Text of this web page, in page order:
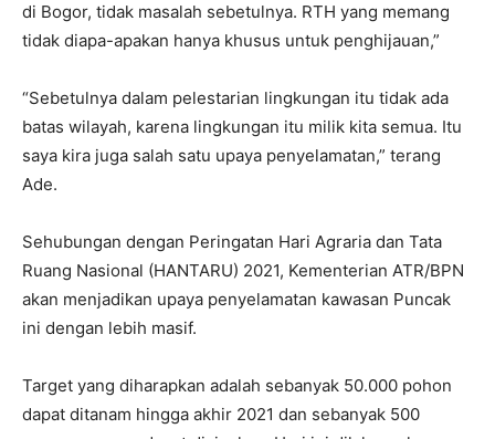
di Bogor, tidak masalah sebetulnya. RTH yang memang
tidak diapa-apakan hanya khusus untuk penghijauan,”
“Sebetulnya dalam pelestarian lingkungan itu tidak ada
batas wilayah, karena lingkungan itu milik kita semua. Itu
saya kira juga salah satu upaya penyelamatan,” terang
Ade.
Sehubungan dengan Peringatan Hari Agraria dan Tata
Ruang Nasional (HANTARU) 2021, Kementerian ATR/BPN
akan menjadikan upaya penyelamatan kawasan Puncak
ini dengan lebih masif.
Target yang diharapkan adalah sebanyak 50.000 pohon
dapat ditanam hingga akhir 2021 dan sebanyak 500